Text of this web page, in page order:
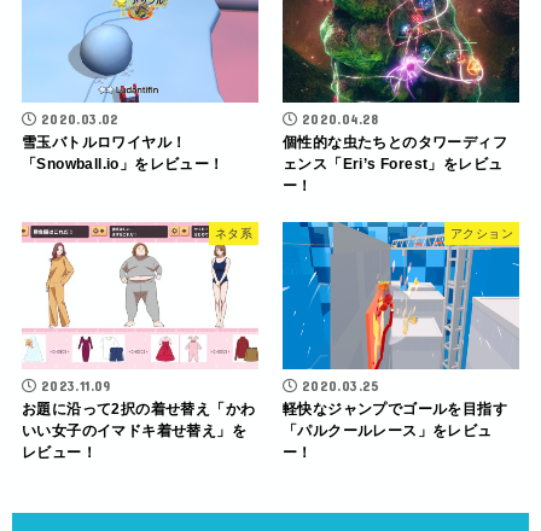
2020.03.02
雪玉バトルロワイヤル！
「Snowball.io」をレビュー！
2020.04.28
個性的な虫たちとのタワーディフ
ェンス「Eri’s Forest」をレビュ
ー！
ネタ系
2023.11.09
お題に沿って2択の着せ替え「かわ
いい女子のイマドキ着せ替え」を
レビュー！
アクション
2020.03.25
軽快なジャンプでゴールを目指す
「パルクールレース」をレビュ
ー！